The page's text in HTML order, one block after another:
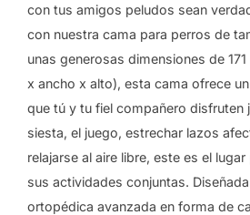
con tus amigos peludos sean
con nuestra cama para perros de
unas generosas dimensiones de
x ancho x alto), esta cama ofrece
que tú y tu fiel compañero disfruten
siesta, el juego, estrechar lazos
relajarse al aire libre, este es el
sus actividades conjuntas.
ortopédica avanzada en forma de